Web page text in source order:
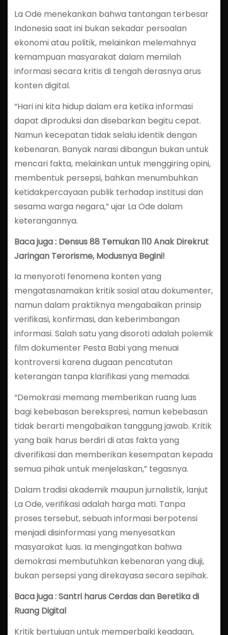
La Ode menekankan bahwa tantangan terbesar
Indonesia saat ini bukan sekadar persoalan
ekonomi atau politik, melainkan melemahnya
kemampuan masyarakat dalam memilah
informasi secara kritis di tengah derasnya arus
konten digital.
“Hari ini kita hidup dalam era ketika informasi
dapat diproduksi dan disebarkan begitu cepat.
Namun kecepatan tidak selalu identik dengan
kebenaran. Banyak narasi dibangun bukan untuk
mencari fakta, melainkan untuk menggiring opini,
membentuk persepsi, bahkan menumbuhkan
ketidakpercayaan publik terhadap institusi dan
sesama warga negara,” ujar La Ode dalam
keterangannya.
Baca juga : Densus 88 Temukan 110 Anak Direkrut
Jaringan Terorisme, Modusnya Begini!
Ia menyoroti fenomena konten yang
mengatasnamakan kritik sosial atau dokumenter,
namun dalam praktiknya mengabaikan prinsip
verifikasi, konfirmasi, dan keberimbangan
informasi. Salah satu yang disoroti adalah polemik
film dokumenter Pesta Babi yang menuai
kontroversi karena dugaan pencatutan
keterangan tanpa klarifikasi yang memadai.
“Demokrasi memang memberikan ruang luas
bagi kebebasan berekspresi, namun kebebasan
tidak berarti mengabaikan tanggung jawab. Kritik
yang baik harus berdiri di atas fakta yang
diverifikasi dan memberikan kesempatan kepada
semua pihak untuk menjelaskan,” tegasnya.
Dalam tradisi akademik maupun jurnalistik, lanjut
La Ode, verifikasi adalah harga mati. Tanpa
proses tersebut, sebuah informasi berpotensi
menjadi disinformasi yang menyesatkan
masyarakat luas. Ia mengingatkan bahwa
demokrasi membutuhkan kebenaran yang diuji,
bukan persepsi yang direkayasa secara sepihak.
Baca juga : Santri harus Cerdas dan Beretika di
Ruang Digital
Kritik bertujuan untuk memperbaiki keadaan,